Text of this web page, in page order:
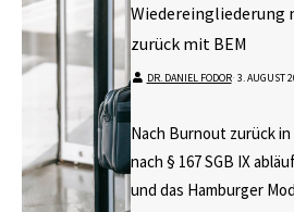
Wiedereingliederung
zurück mit BEM
DR. DANIEL FODOR⋅ 3. AUGUST
Nach Burnout zurück in
nach § 167 SGB IX
und das Hamburger